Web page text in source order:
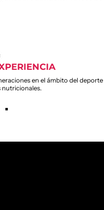
en el ámbito del deporte
nutricionales.